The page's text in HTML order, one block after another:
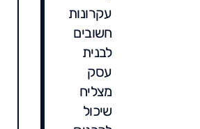
עקרונות
חשובים
לבנית
עסק
מצליח
שיכול